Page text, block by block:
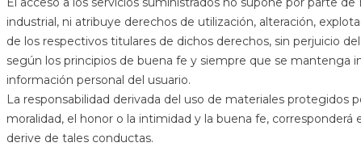
industrial, ni atribuye derechos de utilización, alteración,
de los respectivos titulares de dichos derechos, sin perjuicio
según los principios de buena fe y siempre que se mantenga
información personal del usuario.
La responsabilidad derivada del uso de materiales
moralidad, el honor o la intimidad y la buena fe,
derive de tales conductas.